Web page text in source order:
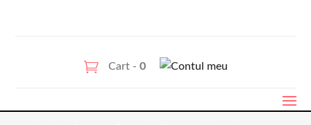
Cart - 0